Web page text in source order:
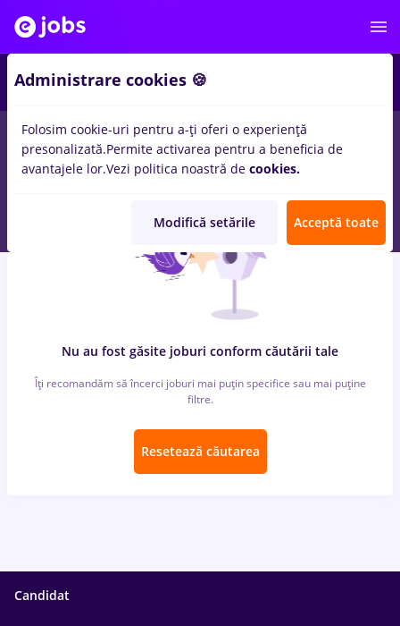
locuri de muncareactjs, Part time in Strainatate
experientainTransport / Distributie, Medicina / Sanatate
Nu au fost găsite joburi conform căutării tale
Îți recomandăm să încerci joburi mai puțin specifice sau mai puține
filtre.
Resetează căutarea
Candidat
Administrare cookies 🍪
Folosim cookie-uri pentru a-ți oferi o experiență
presonalizată.Permite activarea pentru a beneficia de
avantajele lor.Vezi politica noastră de cookies.
Modifică setările Acceptă toate